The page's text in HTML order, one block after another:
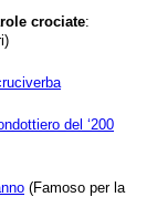
crociate:
del ‘200
(Famoso per la